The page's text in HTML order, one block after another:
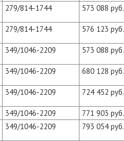
279/814-1744 573 088 руб.
279/814-1744 576 123 руб.
349/1046-2209 573 088 руб.
349/1046-2209 680 128 руб.
349/1046-2209 724 452 руб.
349/1046-2209 771 903 руб.
349/1046-2209 793 054 руб.